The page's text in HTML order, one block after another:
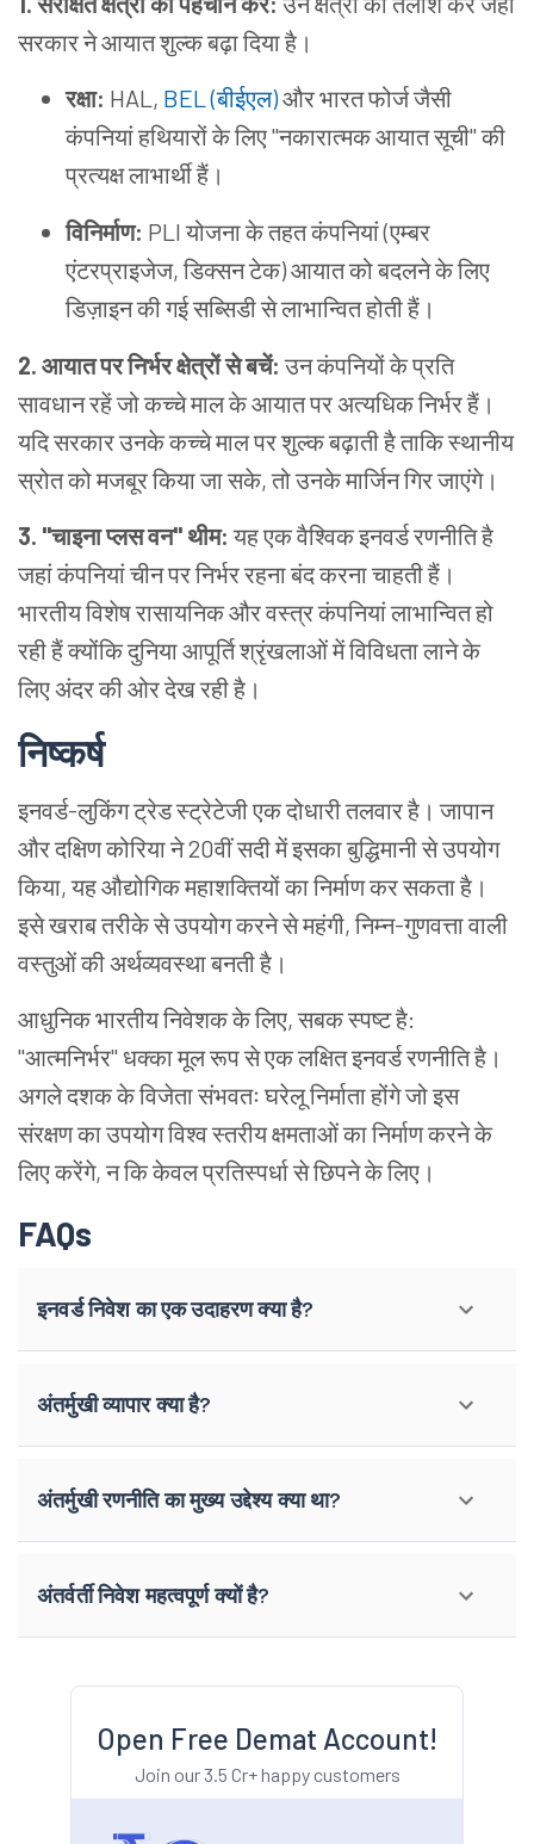
सरकार ने आयात शुल्क बढ़ा दिया है।
रक्षा: HAL, BEL (बीईएल)और भारत फोर्ज जैसी
कंपनियां हथियारों के लिए "नकारात्मक आयात सूची" की
प्रत्यक्ष लाभार्थी हैं।
विनिर्माण: PLI योजना के तहत कंपनियां (एम्बर
एंटरप्राइजेज, डिक्सन टेक) आयात को बदलने के लिए
डिज़ाइन की गई सब्सिडी से लाभान्वित होती हैं।
2. आयात पर निर्भर क्षेत्रों से बचें:उन कंपनियों के प्रति
सावधान रहें जो कच्चे माल के आयात पर अत्यधिक निर्भर हैं।
यदि सरकार उनके कच्चे माल पर शुल्क बढ़ाती है ताकि स्थानीय
स्रोत को मजबूर किया जा सके, तो उनके मार्जिन गिर जाएंगे।
3. "चाइना प्लस वन" थीम:यह एक वैश्विक इनवर्ड रणनीति है
जहां कंपनियां चीन पर निर्भर रहना बंद करना चाहती हैं।
भारतीय विशेष रासायनिक और वस्त्र कंपनियां लाभान्वित हो
रही हैं क्योंकि दुनिया आपूर्ति श्रृंखलाओं में विविधता लाने के
लिए अंदर की ओर देख रही है।
निष्कर्ष
इनवर्ड-लुकिंग ट्रेड स्ट्रेटेजी एक दोधारी तलवार है। जापान
और दक्षिण कोरिया ने 20वीं सदी में इसका बुद्धिमानी से उपयोग
किया, यह औद्योगिक महाशक्तियों का निर्माण कर सकता है।
इसे खराब तरीके से उपयोग करने से महंगी, निम्न-गुणवत्ता वाली
वस्तुओं की अर्थव्यवस्था बनती है।
आधुनिक भारतीय निवेशक के लिए, सबक स्पष्ट है:
"आत्मनिर्भर" धक्का मूल रूप से एक लक्षित इनवर्ड रणनीति है।
अगले दशक के विजेता संभवतः घरेलू निर्माता होंगे जो इस
संरक्षण का उपयोग विश्व स्तरीय क्षमताओं का निर्माण करने के
लिए करेंगे, न कि केवल प्रतिस्पर्धा से छिपने के लिए।
FAQs
इनवर्ड निवेश का एक उदाहरण क्या है?
अंतर्मुखी व्यापार क्या है?
अंतर्मुखी रणनीति का मुख्य उद्देश्य क्या था?
अंतर्वर्ती निवेश महत्वपूर्ण क्यों है?
Open Free Demat Account!
Join our 3.5 Cr+ happy customers